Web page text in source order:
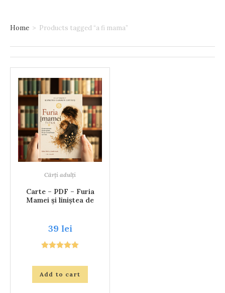
Home > Products tagged “a fi mama”
Cărți adulți
Carte – PDF – Furia
Mamei și liniștea de
39 lei
out of 5
Add to cart